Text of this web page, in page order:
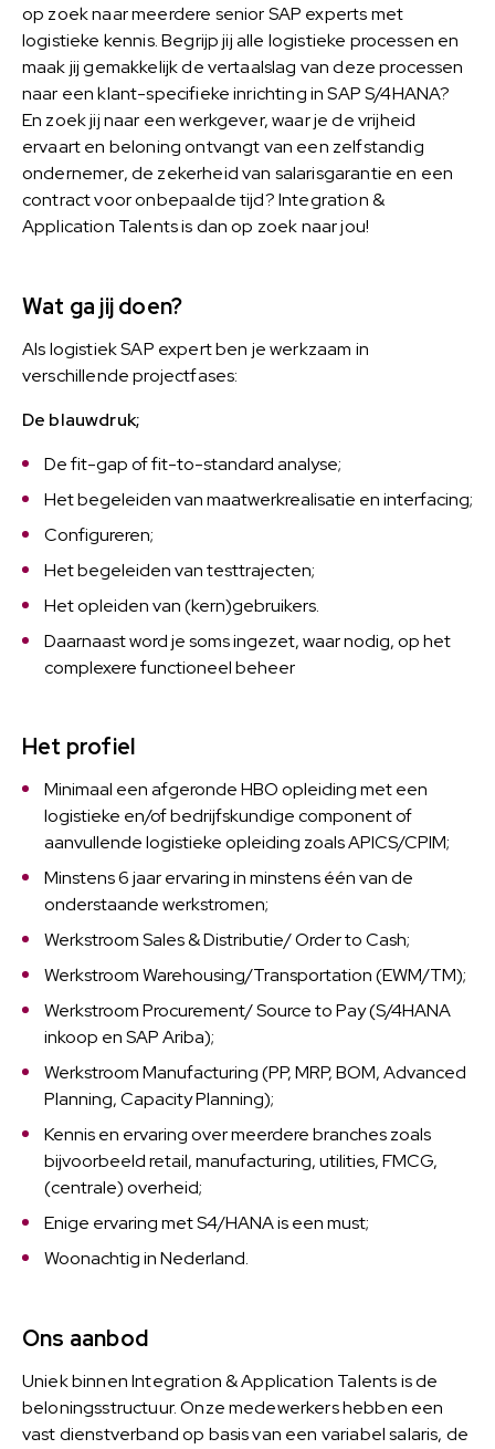
op zoek naar meerdere senior SAP experts met
logistieke kennis. Begrijp jij alle logistieke processen en
maak jij gemakkelijk de vertaalslag van deze processen
naar een klant-specifieke inrichting in SAP S/4HANA?
En zoek jij naar een werkgever, waar je de vrijheid
ervaart en beloning ontvangt van een zelfstandig
ondernemer, de zekerheid van salarisgarantie en een
contract voor onbepaalde tijd? Integration &
Application Talents is dan op zoek naar jou!
Wat ga jij doen?
Als logistiek SAP expert ben je werkzaam in
verschillende projectfases:
De blauwdruk;
De fit-gap of fit-to-standard analyse;
Het begeleiden van maatwerkrealisatie en interfacing;
Configureren;
Het begeleiden van testtrajecten;
Het opleiden van (kern)gebruikers.
Daarnaast word je soms ingezet, waar nodig, op het
complexere functioneel beheer
Het profiel
Minimaal een afgeronde HBO opleiding met een
logistieke en/of bedrijfskundige component of
aanvullende logistieke opleiding zoals APICS/CPIM;
Minstens 6 jaar ervaring in minstens één van de
onderstaande werkstromen;
Werkstroom Sales & Distributie/ Order to Cash;
Werkstroom Warehousing/Transportation (EWM/TM);
Werkstroom Procurement/ Source to Pay (S/4HANA
inkoop en SAP Ariba);
Werkstroom Manufacturing (PP, MRP, BOM, Advanced
Planning, Capacity Planning);
Kennis en ervaring over meerdere branches zoals
bijvoorbeeld retail, manufacturing, utilities, FMCG,
(centrale) overheid;
Enige ervaring met S4/HANA is een must;
Woonachtig in Nederland.
Ons aanbod
Uniek binnen Integration & Application Talents is de
beloningsstructuur. Onze medewerkers hebben een
vast dienstverband op basis van een variabel salaris, de